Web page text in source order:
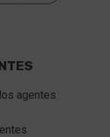
agentes